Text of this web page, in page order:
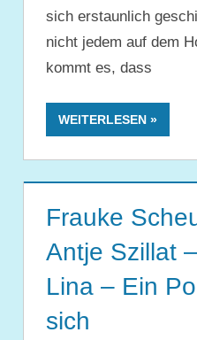
sich erstaunlich
nicht jedem auf dem
kommt es, dass
WEITERLESEN
Frauke
Antje Szillat
Lina – Ein
sich